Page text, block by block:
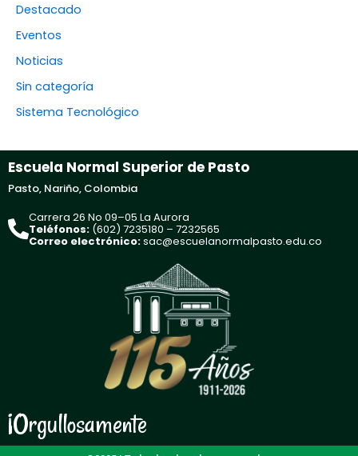
Destacado
Eventos
Noticias
Sin categoría
Sistema Tecnológico
Escuela Normal Superior de Pasto
Pasto, Nariño, Colombia
Carrera 26 No 09–05 La Aurora
Teléfonos: (602) 7235180 – 7232565
Correo electrónico:sac@escuelanormalpasto.edu.co
¡Orgullosamente